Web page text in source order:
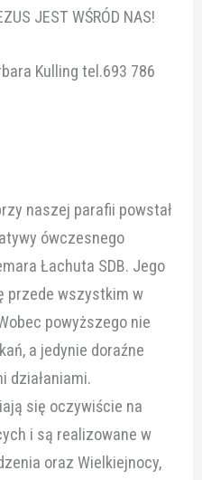
JEST WŚRÓD NAS!
Kulling tel.693 786
naszej parafii powstał
ówczesnego
Łachuta SDB. Jego
przede wszystkim w
powyższego nie
a jedynie doraźne
działaniami.
się oczywiście na
i są realizowane w
oraz Wielkiejnocy,